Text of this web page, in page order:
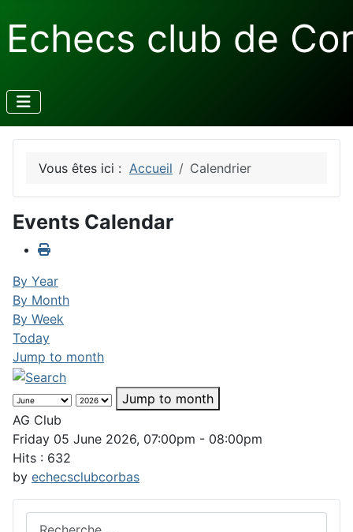
Echecs club de
Vous êtes ici : Accueil Calendrier
Events Calendar
By Year
By Month
By Week
Today
Jump to month
Jump to month
AG Club
Friday 05 June 2026, 07:00pm - 08:00pm
Hits : 632
by echecsclubcorbas